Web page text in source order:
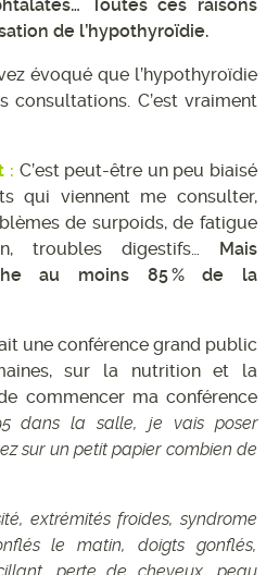
Toutes ces raisons
de l’hypothyroïdie.
évoqué que l’hypothyroïdie
consultations. C’est vraiment
: C’est peut-être un peu biaisé
qui viennent me consulter,
de surpoids, de fatigue
troubles digestifs… Mais
au moins 85 % de la
une conférence grand public
sur la nutrition et la
commencer ma conférence
dans la salle, je vais poser
sur un petit papier combien de
extrémités froides, syndrome
le matin, doigts gonflés,